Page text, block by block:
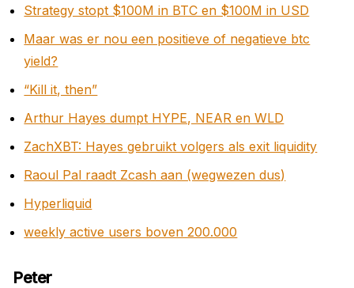
Strategy stopt $100M in BTC en $100M in USD
Maar was er nou een positieve of negatieve btc
yield?
“Kill it, then”
Arthur Hayes dumpt HYPE, NEAR en WLD
ZachXBT: Hayes gebruikt volgers als exit liquidity
Raoul Pal raadt Zcash aan (wegwezen dus)
Hyperliquid
weekly active users boven 200.000
Peter